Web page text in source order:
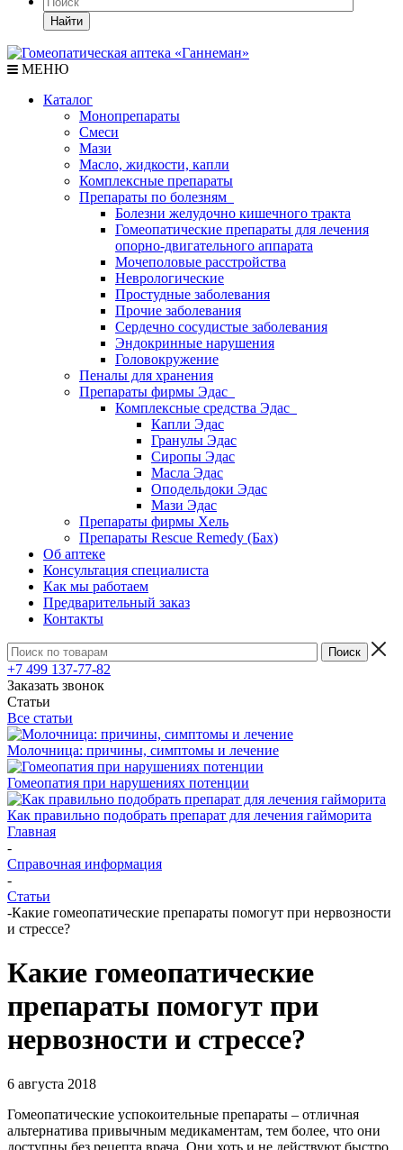
Найти
МЕНЮ
Каталог
Монопрепараты
Смеси
Мази
Масло, жидкости, капли
Комплексные препараты
Препараты по болезням
Болезни желудочно кишечного тракта
Гомеопатические препараты для лечения
опорно-двигательного аппарата
Мочеполовые расстройства
Неврологические
Простудные заболевания
Прочие заболевания
Сердечно сосудистые заболевания
Эндокринные нарушения
Головокружение
Пеналы для хранения
Препараты фирмы Эдас
Комплексные средства Эдас
Капли Эдас
Гранулы Эдас
Сиропы Эдас
Масла Эдас
Оподельдоки Эдас
Мази Эдас
Препараты фирмы Хель
Препараты Rescue Remedy (Бах)
Об аптеке
Консультация специалиста
Как мы работаем
Предварительный заказ
Контакты
+7 499 137-77-82
Заказать звонок
Статьи
Все статьи
Молочница: причины, симптомы и лечение
Гомеопатия при нарушениях потенции
Как правильно подобрать препарат для лечения гайморита
Главная
-
Справочная информация
-
Статьи
-Какие гомеопатические препараты помогут при нервозности
и стрессе?
Какие гомеопатические
препараты помогут при
нервозности и стрессе?
6 августа 2018
Гомеопатические успокоительные препараты – отличная
альтернатива привычным медикаментам, тем более, что они
доступны без рецепта врача. Они хоть и не действуют быстро,